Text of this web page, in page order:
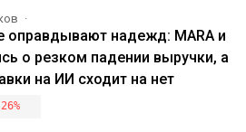
оправдывают надежд: MARA и
о резком падении выручки, а
на ИИ сходит на нет